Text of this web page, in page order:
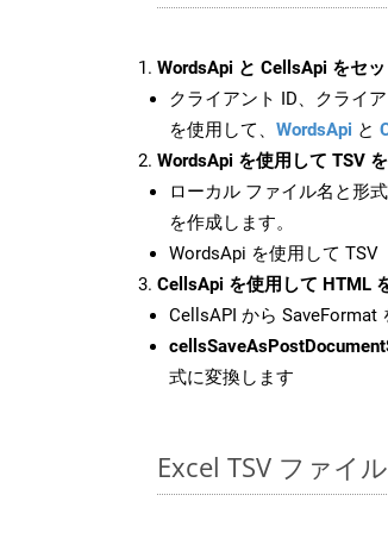
WordsApi と CellsApi をセ
クライアント ID、クライ
を使用して、 WordsApi と
WordsApi を使用して TSV
ローカル ファイル名と形
を作成します。
WordsApi を使用して TSV
CellsApi を使用して HTML
CellsAPI から SaveFormat
式に変換します
Excel TSV ファイ